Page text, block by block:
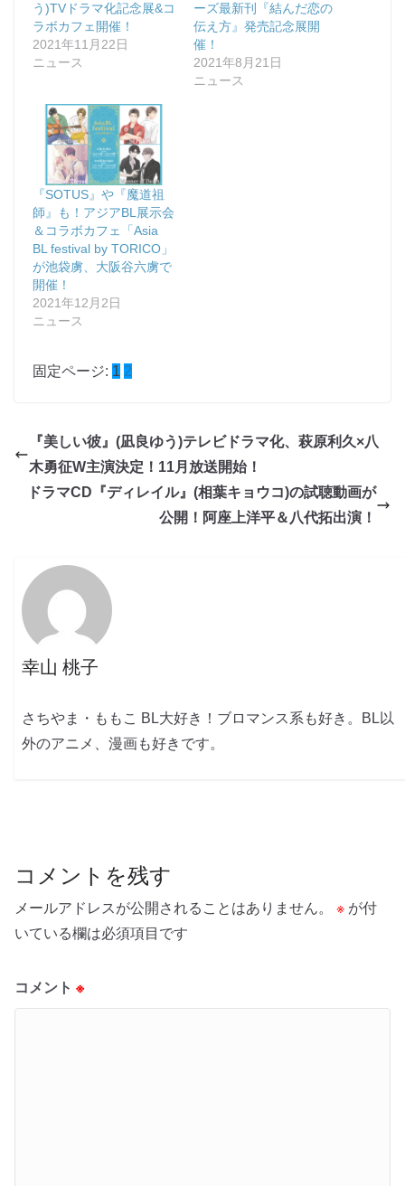
う)TVドラマ化記念展&コ
ラボカフェ開催！
2021年11月22日
ニュース
ーズ最新刊『結んだ恋の
伝え方』発売記念展開
催！
2021年8月21日
ニュース
『SOTUS』や『魔道祖
師』も！アジアBL展示会
＆コラボカフェ「Asia
BL festival by TORICO」
が池袋虜、大阪谷六虜で
開催！
2021年12月2日
ニュース
固定ページ: 1 2
『美しい彼』(凪良ゆう)テレビドラマ化、萩原利久×八
木勇征W主演決定！11月放送開始！
ドラマCD『ディレイル』(相葉キョウコ)の試聴動画が
公開！阿座上洋平＆八代拓出演！
幸山 桃子
さちやま・ももこ BL大好き！ブロマンス系も好き。BL以
外のアニメ、漫画も好きです。
コメントを残す
メールアドレスが公開されることはありません。 ※ が付
いている欄は必須項目です
コメント ※